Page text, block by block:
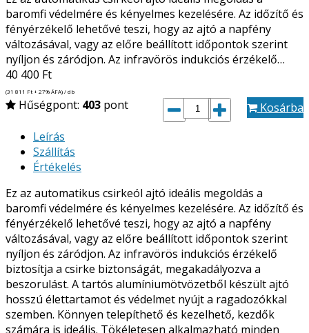
baromfi védelmére és kényelmes kezelésére. Az időzítő és
fényérzékelő lehetővé teszi, hogy az ajtó a napfény
változásával, vagy az előre beállított időpontok szerint
nyíljon és záródjon. Az infravörös indukciós érzékelő…
40 400 Ft
(31 811 Ft+ 27% ÁFA) / db
Hűségpont: 403 pont
Kosárba
Leírás
Szállítás
Értékelés
Ez az automatikus csirkeól ajtó ideális megoldás a
baromfi védelmére és kényelmes kezelésére. Az időzítő és
fényérzékelő lehetővé teszi, hogy az ajtó a napfény
változásával, vagy az előre beállított időpontok szerint
nyíljon és záródjon. Az infravörös indukciós érzékelő
biztosítja a csirke biztonságát, megakadályozva a
beszorulást. A tartós alumíniumötvözetből készült ajtó
hosszú élettartamot és védelmet nyújt a ragadozókkal
szemben. Könnyen telepíthető és kezelhető, kezdők
számára is ideális. Tökéletesen alkalmazható minden